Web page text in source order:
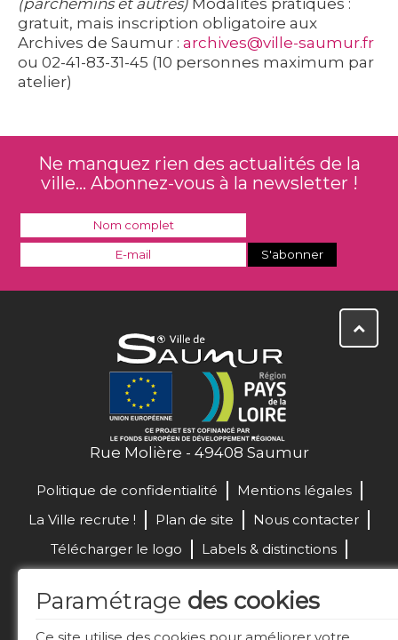
gratuit, mais inscription obligatoire aux
Archives de Saumur : archives@ville-saumur.fr
ou 02-41-83-31-45 (10 personnes maximum par
atelier)
Paramétrage des cookies
Ne manquez rien des actualités de la
ville... Abonnez-vous à la newsletter !
Rue Molière - 49408 Saumur
Politique de confidentialité
Mentions légales
La Ville recrute !
Plan de site
Nous contacter
Télécharger le logo
Labels & distinctions
Réalisation de site :